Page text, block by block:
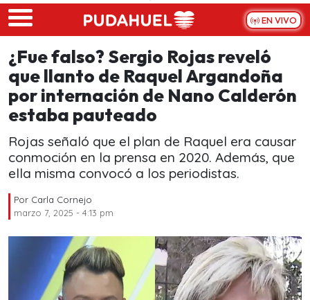
Skip to main content
EN VIVO
¿Fue falso? Sergio Rojas reveló
que llanto de Raquel Argandoña
por internación de Nano Calderón
estaba pauteado
Rojas señaló que el plan de Raquel era causar
conmoción en la prensa en 2020. Además, que
ella misma convocó a los periodistas.
Por Carla Cornejo
marzo 7, 2025 - 4:13 pm